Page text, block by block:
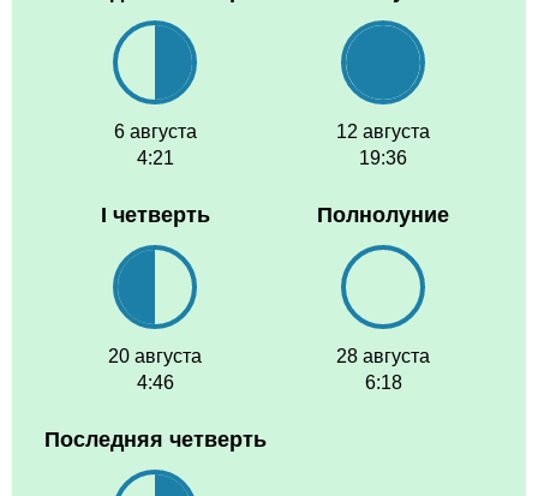
6 августа
4:21
12 августа
19:36
I четверть
20 августа
4:46
Полнолуние
28 августа
6:18
Последняя четверть